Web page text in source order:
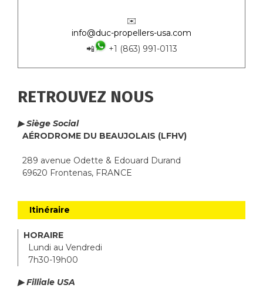
✉️
info@duc-propellers-usa.com
📲
+1 (863) 991-0113
RETROUVEZ NOUS
▶ Siège Social
AÉRODROME DU BEAUJOLAIS (LFHV)
289 avenue Odette & Edouard Durand
69620 Frontenas, FRANCE
Itinéraire
HORAIRE
Lundi au Vendredi
7h30-19h00
▶ Filliale USA